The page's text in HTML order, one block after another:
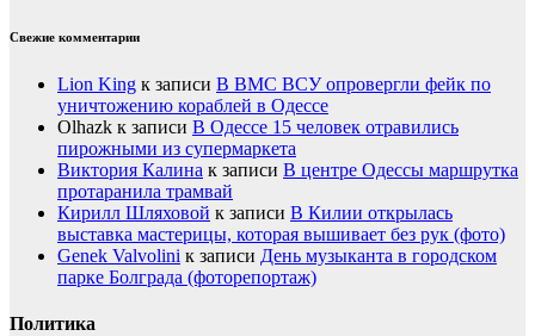
Свежие комментарии
Lion King к записи В ВМС ВСУ опровергли фейк по
уничтожению кораблей в Одессе
Olhazk к записи В Одессе 15 человек отравились
пирожными из супермаркета
Виктория Калина к записи В центре Одессы маршрутка
протаранила трамвай
Кирилл Шляховой к записи В Килии открылась
выставка мастерицы, которая вышивает без рук (фото)
Genek Valvolini к записи День музыканта в городском
парке Болграда (фоторепортаж)
Политика